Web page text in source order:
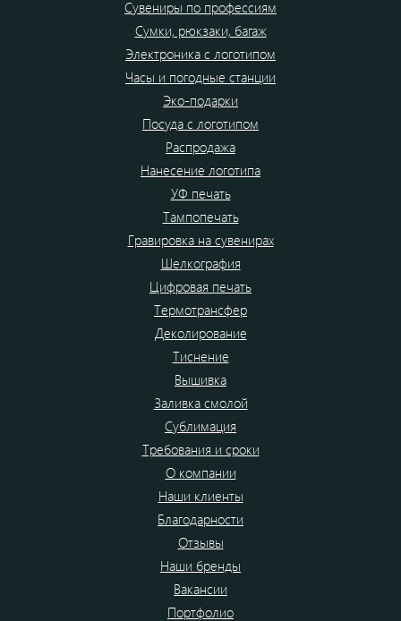
Сувениры по профессиям
Сумки, рюкзаки, багаж
Электроника с логотипом
Часы и погодные станции
Эко-подарки
Посуда с логотипом
Распродажа
Нанесение логотипа
УФ печать
Тампопечать
Гравировка на сувенирах
Шелкография
Цифровая печать
Термотрансфер
Деколирование
Тиснение
Вышивка
Заливка смолой
Сублимация
Требования и сроки
О компании
Наши клиенты
Благодарности
Отзывы
Наши бренды
Вакансии
Портфолио